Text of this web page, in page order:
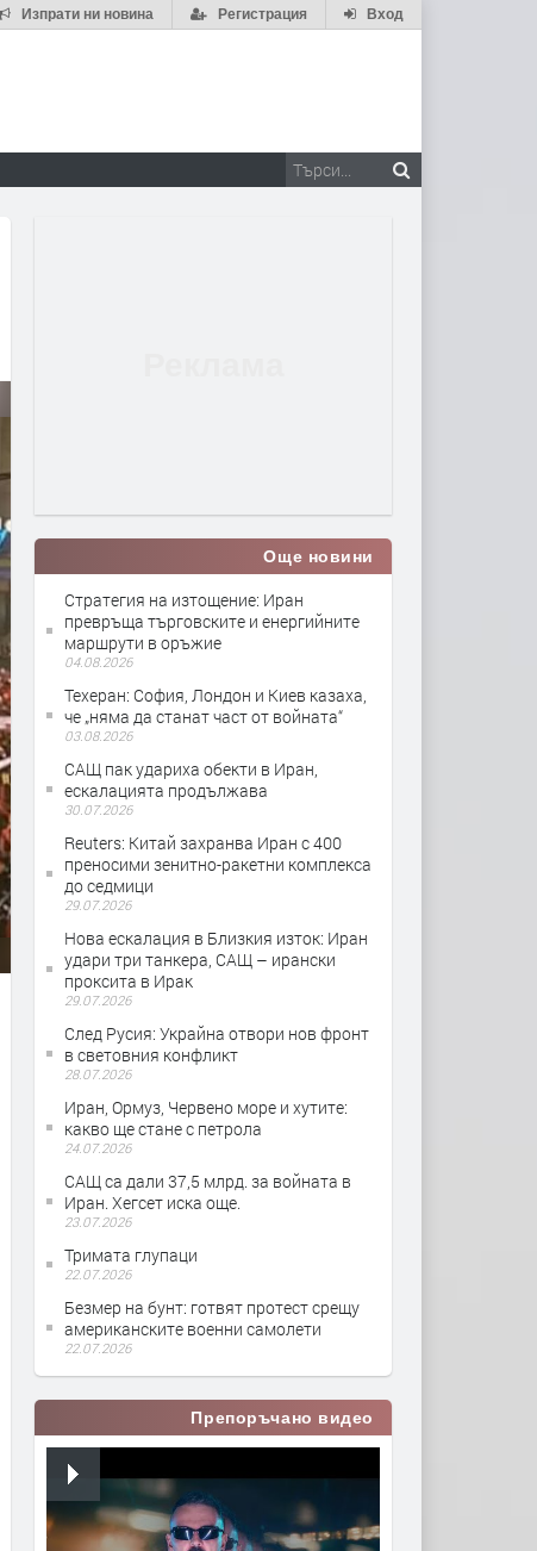
Вход
Регистрация
Изпрати ни новина
Още новини
Стратегия на изтощение: Иран
превръща търговските и енергийните
маршрути в оръжие
04.08.2026
Teхеран: София, Лондон и Киев казаха,
че „няма да станат част от войната“
03.08.2026
САЩ пак удариха обекти в Иран,
ескалацията продължава
30.07.2026
Reuters: Китай захранва Иран с 400
преносими зенитно-ракетни комплекса
до седмици
29.07.2026
Нова ескалация в Близкия изток: Иран
удари три танкера, САЩ – ирански
проксита в Ирак
29.07.2026
След Русия: Украйна отвори нов фронт
в световния конфликт
28.07.2026
Иран, Ормуз, Червено море и хутите:
какво ще стане с петрола
24.07.2026
САЩ са дали 37,5 млрд. за войната в
Иран. Хегсет иска още.
23.07.2026
Тримата глупаци
22.07.2026
Безмер на бунт: готвят протест срещу
американските военни самолети
22.07.2026
Препоръчано видео